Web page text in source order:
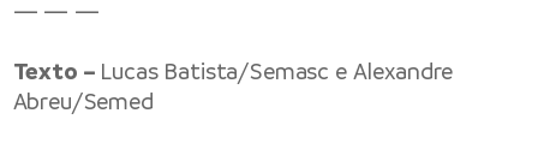
— — —
Texto – Lucas Batista/Semasc e Alexandre
Abreu/Semed